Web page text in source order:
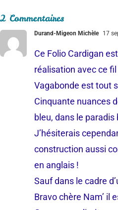
2 Commentaires
Durand-Migeon Michèle 17
Ce Folio Cardigan
réalisation avec ce
Vagabonde est tout
Cinquante nuances
bleu, dans le paradis
J’hésiterais
construction aussi
en anglais !
Sauf dans le cadre
Bravo chère Nam’ il